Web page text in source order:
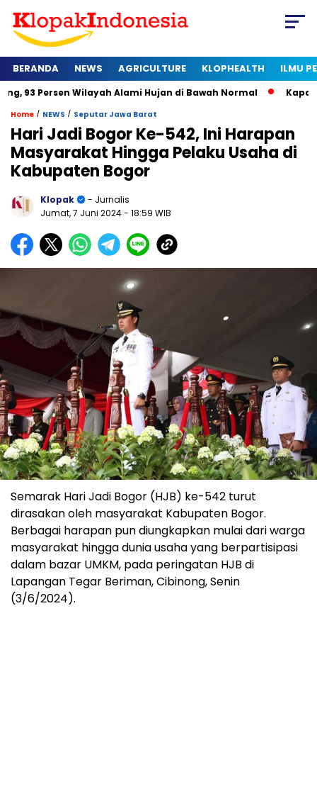
BERANDA NEWS AGRICULTURE KLOPHEALTH ILMU
Wilayah Alami Hujan di Bawah Normal Kapan
Home / NEWS / Seputar Jawa Barat
Hari Jadi Bogor Ke-542, Ini Harapan
Masyarakat Hingga Pelaku Usaha di
Kabupaten Bogor
Klopak
- Jurnalis
Jumat, 7 Juni 2024- 18:59 WIB
Semarak Hari Jadi Bogor (HJB) ke-542 turut
dirasakan oleh masyarakat Kabupaten Bogor.
Berbagai harapan pun diungkapkan mulai dari warga
masyarakat hingga dunia usaha yang berpartisipasi
dalam bazar UMKM, pada peringatan HJB di
Lapangan Tegar Beriman, Cibinong, Senin
(3/6/2024).